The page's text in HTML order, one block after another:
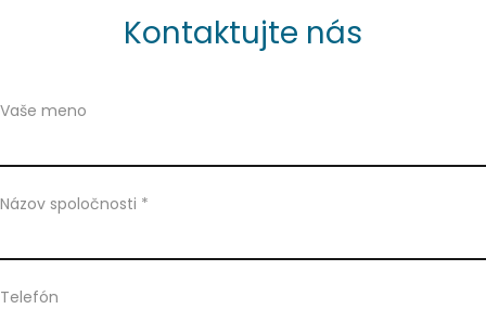
Kontaktujte nás
Vaše meno
Názov spoločnosti *
Telefón